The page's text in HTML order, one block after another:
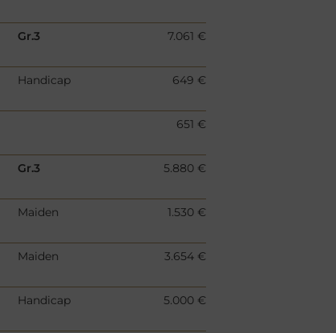
Gr.3
7.061 €
Handicap
649 €
651 €
Gr.3
5.880 €
Maiden
1.530 €
Maiden
3.654 €
Handicap
5.000 €